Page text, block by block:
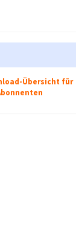
Übersicht für